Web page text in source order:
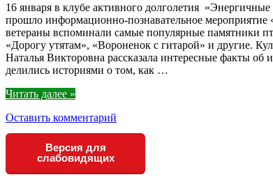
16 января в клубе активного долголетия
прошло информационно-познавательное
ветераны вспоминали самые популярные памятники
«Дорогу утятам», «Вороненок с гитарой» и другие.
Наталья Викторовна рассказала интересные факты об
делились историями о том, как …
Читать далее »
Оставить комментарий
Версия для
слабовидящих